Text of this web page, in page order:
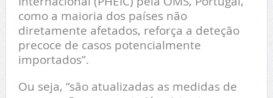
como a maioria dos países não
diretamente afetados, reforça a deteção
precoce de casos potencialmente
importados”.
Ou seja, “são atualizadas as medidas de